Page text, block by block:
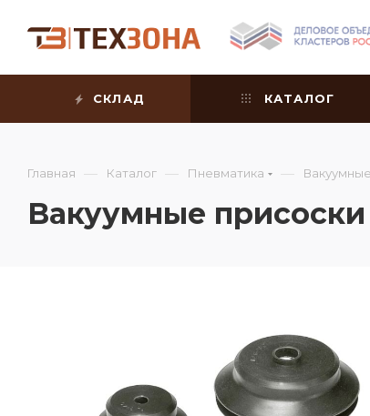
СКЛАД КАТАЛОГ
Главная — Каталог — Пневматика —
Вакуумные присоски